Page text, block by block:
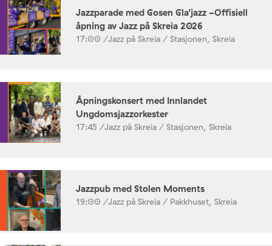
Jazzparade med Gosen Gla’jazz -Offisiell
åpning av Jazz på Skreia 2026
17:00 /Jazz på Skreia / Stasjonen, Skreia
Åpningskonsert med Innlandet
Ungdomsjazzorkester
17:45 /Jazz på Skreia / Stasjonen, Skreia
Jazzpub med Stolen Moments
19:00 /Jazz på Skreia / Pakkhuset, Skreia